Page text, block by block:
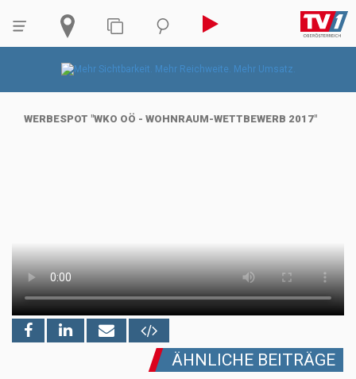
WERBESPOT "WKO OÖ - WOHNRAUM-WETTBEWERB 2017"
ÄHNLICHE BEITRÄGE